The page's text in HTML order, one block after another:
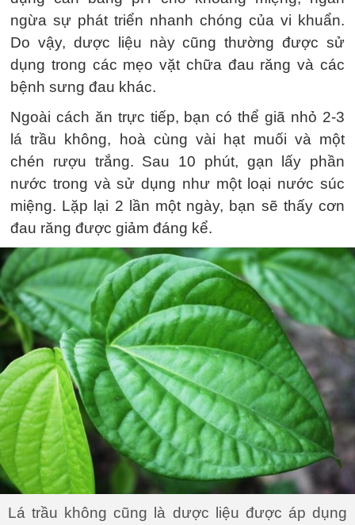
ngừa sự phát triển nhanh chóng của vi khuẩn.
Do vậy, dược liệu này cũng thường được sử
dụng trong các mẹo vặt chữa đau răng và các
bệnh sưng đau khác.
Ngoài cách ăn trực tiếp, bạn có thể giã nhỏ 2-3
lá trầu không, hoà cùng vài hạt muối và một
chén rượu trắng. Sau 10 phút, gạn lấy phần
nước trong và sử dụng như một loại nước súc
miệng. Lặp lại 2 lần một ngày, bạn sẽ thấy cơn
đau răng được giảm đáng kể.
Lá trầu không cũng là dược liệu được áp dụng